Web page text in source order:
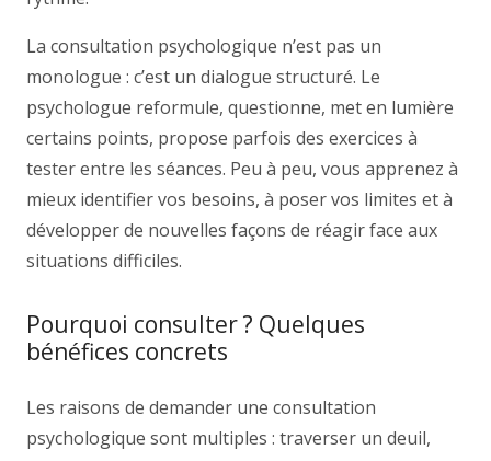
La consultation psychologique n’est pas un
monologue : c’est un dialogue structuré. Le
psychologue reformule, questionne, met en lumière
certains points, propose parfois des exercices à
tester entre les séances. Peu à peu, vous apprenez à
mieux identifier vos besoins, à poser vos limites et à
développer de nouvelles façons de réagir face aux
situations difficiles.
Pourquoi consulter ? Quelques
bénéfices concrets
Les raisons de demander une consultation
psychologique sont multiples : traverser un deuil,